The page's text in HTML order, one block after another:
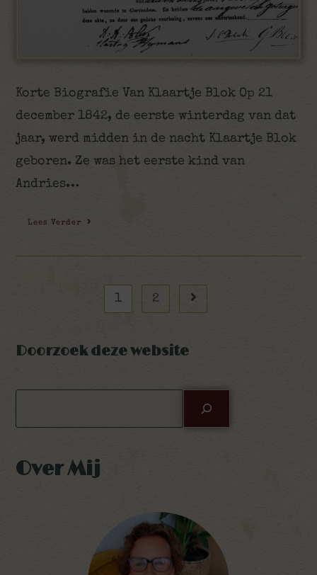
Korte Biografie Van Klaartje Blok Op 21
december 1842, de eerste winterdag van dat
jaar, werd midden in de nacht Klaartje Blok
geboren. Ze was het eerste kind van
Andries…
Lees Verder
1 2
Doorzoek deze website
Over Mij